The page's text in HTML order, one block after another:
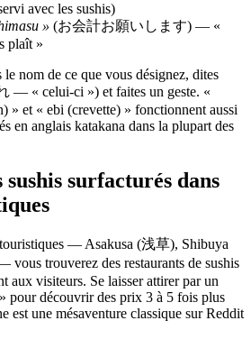
avec les sushis)
» (お会計お願いします) — «
plaît »
le nom de ce que vous désignez, dites
— « celui-ci ») et faites un geste. «
» et « ebi (crevette) » fonctionnent aussi
en anglais katakana dans la plupart des
sushis surfacturés dans
touristiques — Asakusa (浅草), Shibuya
trouverez des restaurants de sushis
aux visiteurs. Se laisser attirer par un
pour découvrir des prix 3 à 5 fois plus
est une mésaventure classique sur Reddit